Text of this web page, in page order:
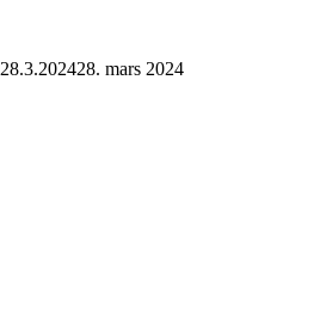
28.3.202428. mars 2024